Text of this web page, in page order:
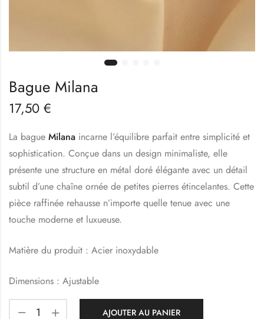
Bague Milana
17,50 €
La bague Milana incarne l’équilibre parfait entre simplicité et
sophistication. Conçue dans un design minimaliste, elle
présente une structure en métal doré élégante avec un détail
subtil d’une chaîne ornée de petites pierres étincelantes. Cette
pièce raffinée rehausse n’importe quelle tenue avec une
touche moderne et luxueuse.
Matière du produit : Acier inoxydable
Dimensions : Ajustable
AJOUTER AU PANIER